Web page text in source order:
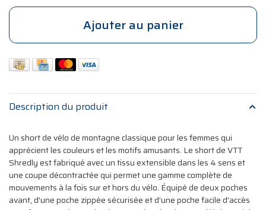
Ajouter au panier
Description du produit
Un short de vélo de montagne classique pour les femmes qui
apprécient les couleurs et les motifs amusants. Le short de VTT
Shredly est fabriqué avec un tissu extensible dans les 4 sens et
une coupe décontractée qui permet une gamme complète de
mouvements à la fois sur et hors du vélo. Équipé de deux poches
avant, d'une poche zippée sécurisée et d'une poche facile d'accès